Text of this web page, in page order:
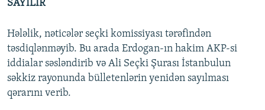
SAYILIR
Hələlik, nəticələr seçki komissiyası tərəfindən
təsdiqlənməyib. Bu arada Erdogan-ın hakim AKP-si
iddialar səsləndirib və Ali Seçki Şurası İstanbulun
səkkiz rayonunda bülletenlərin yenidən sayılması
qərarını verib.